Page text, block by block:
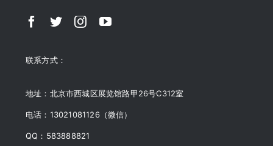
联系方式：
地址：北京市西城区展览馆路甲26号C312室
电话：13021081126（微信）
QQ：583888821